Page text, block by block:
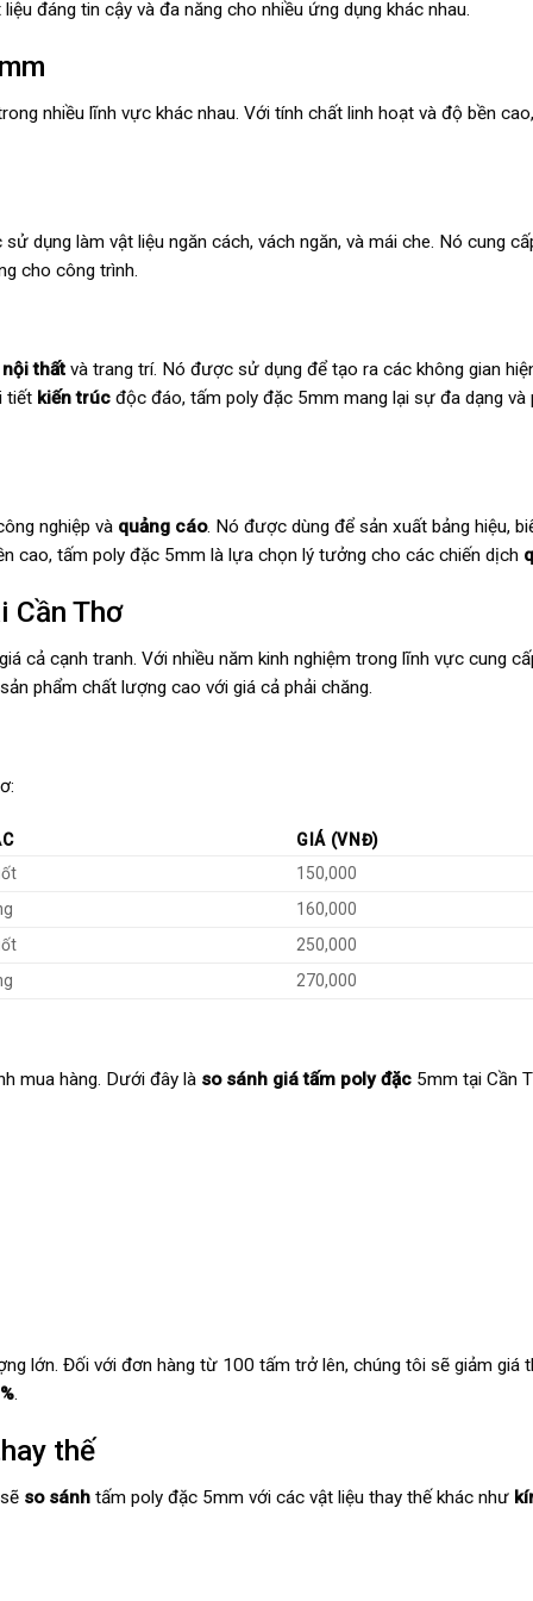
đáng tin cậy và đa năng cho nhiều ứng dụng khác nhau.
nhiều lĩnh vực khác nhau. Với tính chất linh hoạt và độ bền
dụng làm vật liệu ngăn cách, vách ngăn, và mái che. Nó cung
cho công trình.
nội thất và trang trí. Nó được sử dụng để tạo ra các không gian
tiết kiến trúc độc đáo, tấm poly đặc 5mm mang lại sự đa dạng và
nghiệp và quảng cáo. Nó được dùng để sản xuất bảng hiệu,
cao, tấm poly đặc 5mm là lựa chọn lý tưởng cho các chiến dịch
Cần Thơ
cả cạnh tranh. Với nhiều năm kinh nghiệm trong lĩnh vực cung
phẩm chất lượng cao với giá cả phải chăng.
GIÁ (VNĐ)
150,000
160,000
250,000
270,000
mua hàng. Dưới đây là so sánh giá tấm poly đặc 5mm tại Cần
lớn. Đối với đơn hàng từ 100 tấm trở lên, chúng tôi sẽ giảm giá
.
thế
so sánh tấm poly đặc 5mm với các vật liệu thay thế khác như